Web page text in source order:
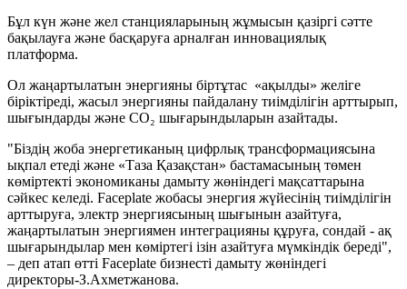
Бұл күн және жел станцияларының жұмысын қазіргі сәтте
бақылауға және басқаруға арналған инновациялық
платформа.
Ол жаңартылатын энергияны біртұтас «ақылды» желіге
біріктіреді, жасыл энергияны пайдалану тиімділігін арттырып,
шығындарды және CO₂ шығарындыларын азайтады.
"Біздің жоба энергетиканың цифрлық трансформациясына
ықпал етеді және «Таза Қазақстан» бастамасының төмен
көміртекті экономиканы дамыту жөніндегі мақсаттарына
сәйкес келеді. Faceplate жобасы энергия жүйесінің тиімділігін
арттыруға, электр энергиясының шығынын азайтуға,
жаңартылатын энергиямен интеграцияны құруға, сондай - ақ
шығарындылар мен көміртегі ізін азайтуға мүмкіндік береді",
– деп атап өтті Faceplate бизнесті дамыту жөніндегі
директоры-З.Ахметжанова.